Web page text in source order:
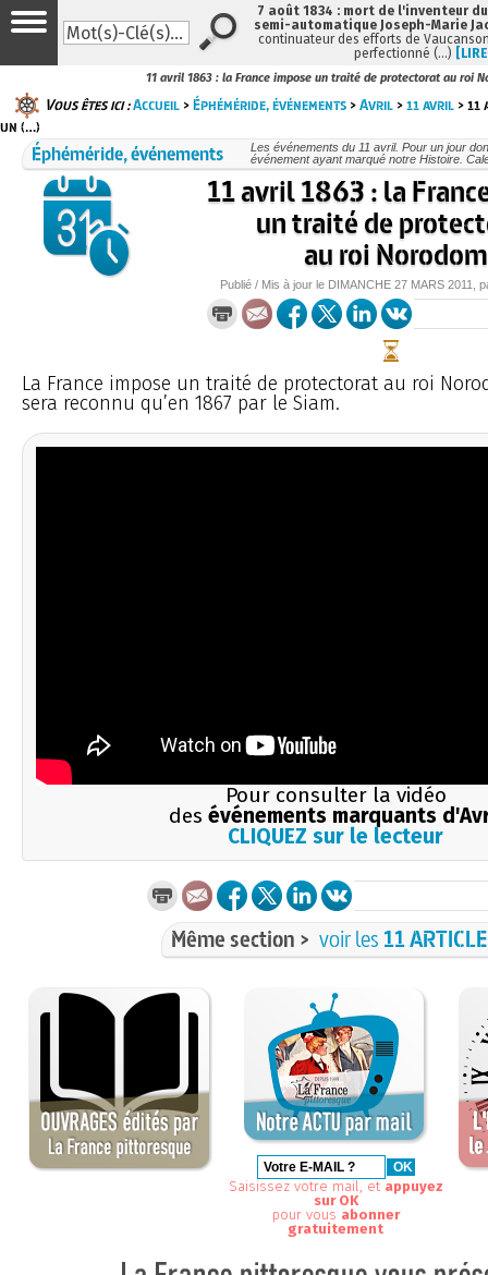
11 avril 1863 : la France impose un traité de protectorat au roi
Vous êtes ici :Accueil >Éphéméride, événements >Avril >11 avril >
un (…)
Éphéméride, événements
Les événements du 11 avril. Pour un jour
événement ayant marqué notre Histoire.
11 avril 1863 : la
un traité de
au roi Norodom
Publié / Mis à jour le DIMANCHE 27 MARS 2011 ,
La France impose un traité de protectorat au roi
sera reconnu qu’en 1867 par le Siam.
Pour consulter la vidéo
des événements marquants
CLIQUEZ sur le lecteur
Même section > voir les 11
Saisissez votre mail, et appuyez
sur OK
pour vous abonner
gratuitement
7 août 1834 : mort de l'inventeur
semi-automatique Joseph-Marie
continuateur des efforts de
perfectionné (…)